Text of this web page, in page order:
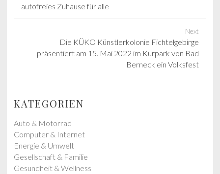
r
e
s
t
autofreies Zuhause für alle
Next
t
o
s
t
:
Die KÜKO Künstlerkolonie Fichtelgebirge
präsentiert am 15. Mai 2022 im Kurpark von Bad
Berneck ein Volksfest
KATEGORIEN
Auto & Motorrad
Computer & Internet
Energie & Umwelt
Gesellschaft & Familie
Gesundheit & Wellness